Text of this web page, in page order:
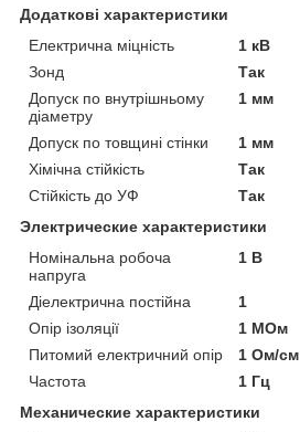
Додаткові характеристики
Електрична міцність
1 кВ
Зонд
Так
Допуск по внутрішньому
діаметру
1 мм
Допуск по товщині стінки
1 мм
Хімічна стійкість
Так
Стійкість до УФ
Так
Электрические характеристики
Номінальна робоча
напруга
1 В
Діелектрична постійна
1
Опір ізоляції
1 МОм
Питомий електричний опір
1 Ом/см
Частота
1 Гц
Механические характеристики